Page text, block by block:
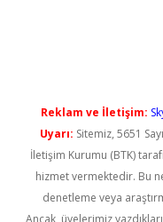
Reklam ve İletişim:
Uyarı: Sitemiz, 5651
İletişim Kurumu (BTK)
hizmet vermektedir. Bu
denetleme veya
Ancak, üyelerimiz